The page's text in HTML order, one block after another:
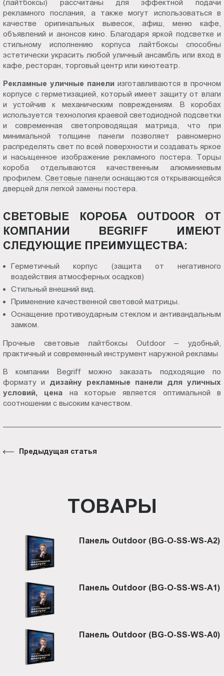
(лайтбоксы) рассчитаны для эффектной подачи
рекламного послания, а также могут использоваться в
качестве оригинальных вывесок, афиш, меню кафе,
объявлений и анонсов кино. Благодаря яркой подсветке и
стильному исполнению корпуса лайтбоксы способны
эстетически украсить любой уличный ансамбль или вход в
кафе, ресторан, торговый центр или кинотеатр.
Рекламные уличные панели изготавливаются в прочном
корпусе с герметизацией, который имеет защиту от влаги
и устойчив к механическим повреждениям. В коробах
используется технология краевой светодиодной подсветки
и современная светопроводящая матрица, что при
минимальной толщине панели позволяет равномерно
распределять свет по всей поверхности и создавать яркое
и насыщенное изображение рекламного постера. Торцы
короба отделываются качественным алюминиевым
профилем. Световые панели оснащаются открывающейся
дверцей для легкой замены постера.
СВЕТОВЫЕ КОРОБА OUTDOOR ОТ
КОМПАНИИ BEGRIFF ИМЕЮТ
СЛЕДУЮЩИЕ ПРЕИМУЩЕСТВА:
Герметичный корпус (защита от негативного
воздействия атмосферных осадков)
Стильный внешний вид.
Применение качественной световой матрицы.
Оснащение противоударным стеклом и антивандальным
замком.
Прочные световые лайтбоксы Outdoor – удобный,
практичный и современный инструмент наружной рекламы
В компании Begriff можно заказать подходящие по
формату и дизайну рекламные панели для уличных
условий, цена на которые является оптимальной в
соотношении с высоким качеством.
Предыдущая статья
ТОВАРЫ
Панель Outdoor (BG-O-SS-WS-A2)
Панель Outdoor (BG-O-SS-WS-A1)
Панель Outdoor (BG-O-SS-WS-A0)
Пт.:
9.00-
18.00
Сб.,
Вс.:
выходной